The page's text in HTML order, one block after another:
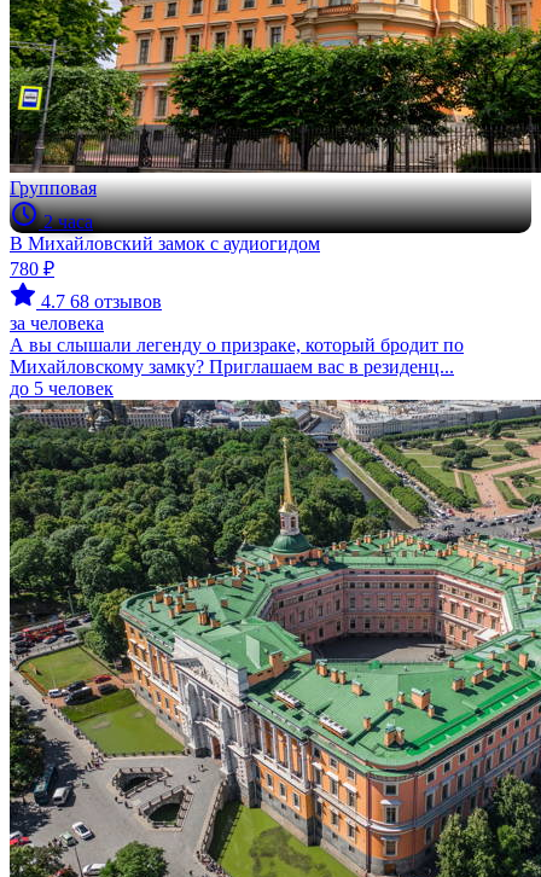
Групповая
2 часа
В Михайловский замок с аудиогидом
780 ₽
4.7 68 отзывов
за человека
А вы слышали легенду о призраке, который бродит по
Михайловскому замку? Приглашаем вас в резиденц...
до 5 человек